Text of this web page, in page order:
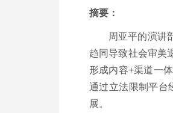
摘要：
周亚平的演讲
趋同导致社会审美
形成内容+渠道一
通过立法限制平台
展。